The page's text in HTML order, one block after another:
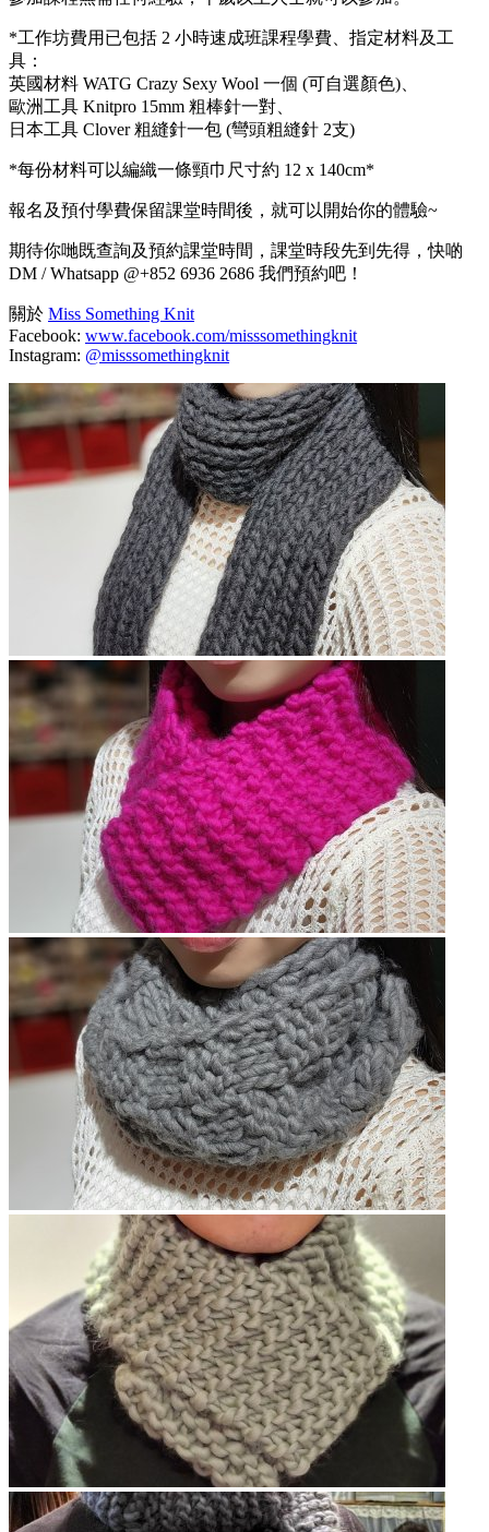
*工作坊費用已包括 2 小時速成班課程學費、指定材料及工
具：
英國材料 WATG Crazy Sexy Wool 一個 (可自選顏色)、
歐洲工具 Knitpro 15mm 粗棒針一對、
日本工具 Clover 粗縫針一包 (彎頭粗縫針 2支)
*每份材料可以編織一條頸巾尺寸約 12 x 140cm*
報名及預付學費保留課堂時間後，就可以開始你的體驗~
期待你哋既查詢及預約課堂時間，課堂時段先到先得，快啲
DM / Whatsapp @+852 6936 2686 我們預約吧！
關於 Miss Something Knit
Facebook: www.facebook.com/misssomethingknit
Instagram: @misssomethingknit